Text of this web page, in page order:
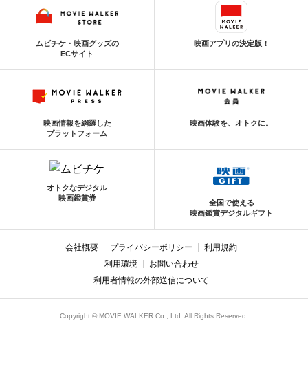
ムビチケ・映画グッズの
ECサイト
映画アプリの決定版！
映画情報を網羅した
プラットフォーム
映画体験を、オトクに。
オトクなデジタル
映画鑑賞券
全国で使える
映画鑑賞デジタルギフト
会社概要 プライバシーポリシー
利用規約
利用環境
お問い合わせ
利用者情報の外部送信について
Copyright © MOVIE WALKER Co., Ltd. All Rights Reserved.